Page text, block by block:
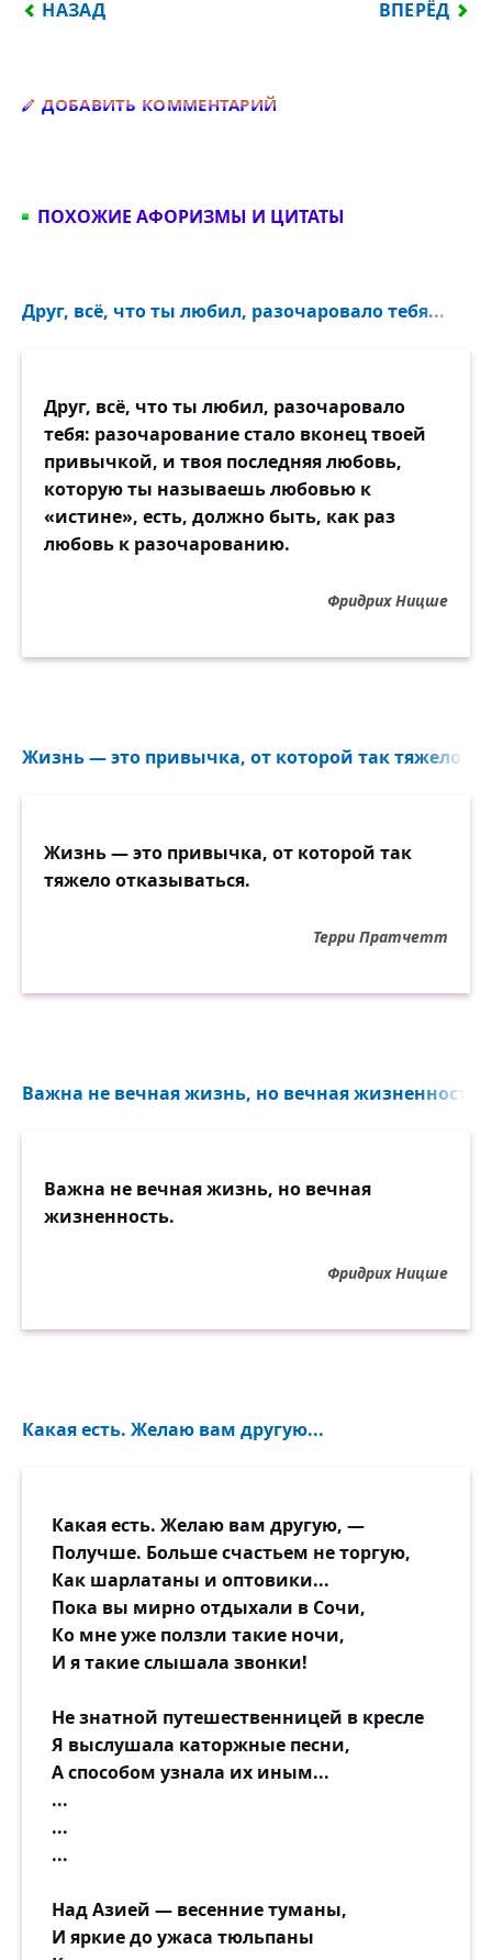
ПРЕДЫДУЩИЙ: ЧЕМ СВОБОДНЕЕ И СИЛЬНЕЕ
НАЗАД ВПЕРЁД
ДОБАВИТЬ КОММЕНТАРИЙ
ПОХОЖИЕ АФОРИЗМЫ И ЦИТАТЫ
Друг, всё, что ты любил, разочаровало тебя...
Друг, всё, что ты любил, разочаровало
тебя: разочарование стало вконец твоей
привычкой, и твоя последняя любовь,
которую ты называешь любовью к
«истине», есть, должно быть, как раз
любовь к разочарованию.
Фридрих Ницше
Жизнь — это привычка, от которой так тяжело
Жизнь — это привычка, от которой так
тяжело отказываться.
Терри Пратчетт
Важна не вечная жизнь, но вечная
Важна не вечная жизнь, но вечная
жизненность.
Фридрих Ницше
Какая есть. Желаю вам другую...
Какая есть. Желаю вам другую, —
Получше. Больше счастьем не торгую,
Как шарлатаны и оптовики...
Пока вы мирно отдыхали в Сочи,
Ко мне уже ползли такие ночи,
И я такие слышала звонки!
Не знатной путешественницей в кресле
Я выслушала каторжные песни,
А способом узнала их иным...
...
...
...
Над Азией — весенние туманы,
И яркие до ужаса тюльпаны